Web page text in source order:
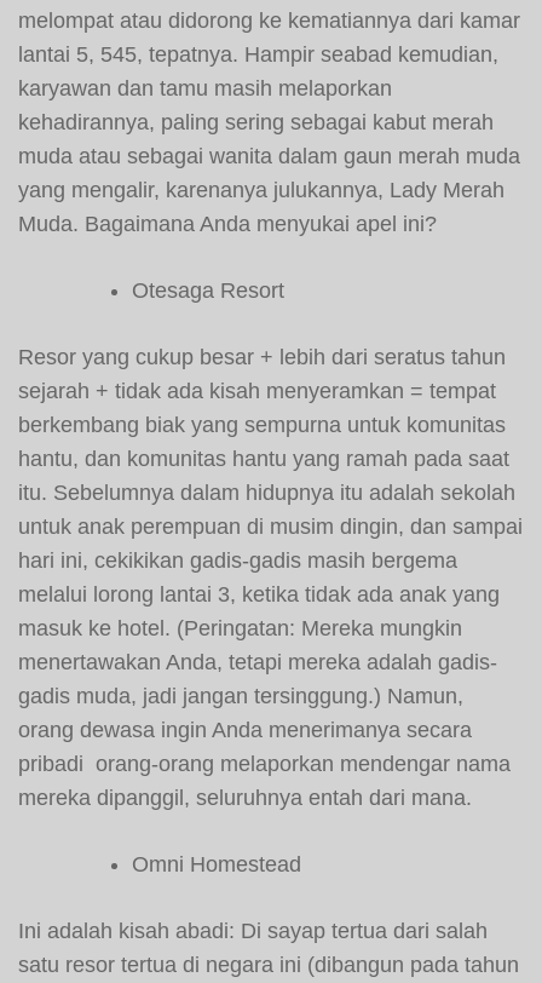
melompat atau didorong ke kematiannya dari kamar
lantai 5, 545, tepatnya. Hampir seabad kemudian,
karyawan dan tamu masih melaporkan
kehadirannya, paling sering sebagai kabut merah
muda atau sebagai wanita dalam gaun merah muda
yang mengalir, karenanya julukannya, Lady Merah
Muda. Bagaimana Anda menyukai apel ini?
Otesaga Resort
Resor yang cukup besar + lebih dari seratus tahun
sejarah + tidak ada kisah menyeramkan = tempat
berkembang biak yang sempurna untuk komunitas
hantu, dan komunitas hantu yang ramah pada saat
itu. Sebelumnya dalam hidupnya itu adalah sekolah
untuk anak perempuan di musim dingin, dan sampai
hari ini, cekikikan gadis-gadis masih bergema
melalui lorong lantai 3, ketika tidak ada anak yang
masuk ke hotel. (Peringatan: Mereka mungkin
menertawakan Anda, tetapi mereka adalah gadis-
gadis muda, jadi jangan tersinggung.) Namun,
orang dewasa ingin Anda menerimanya secara
pribadi orang-orang melaporkan mendengar nama
mereka dipanggil, seluruhnya entah dari mana.
Omni Homestead
Ini adalah kisah abadi: Di sayap tertua dari salah
satu resor tertua di negara ini (dibangun pada tahun